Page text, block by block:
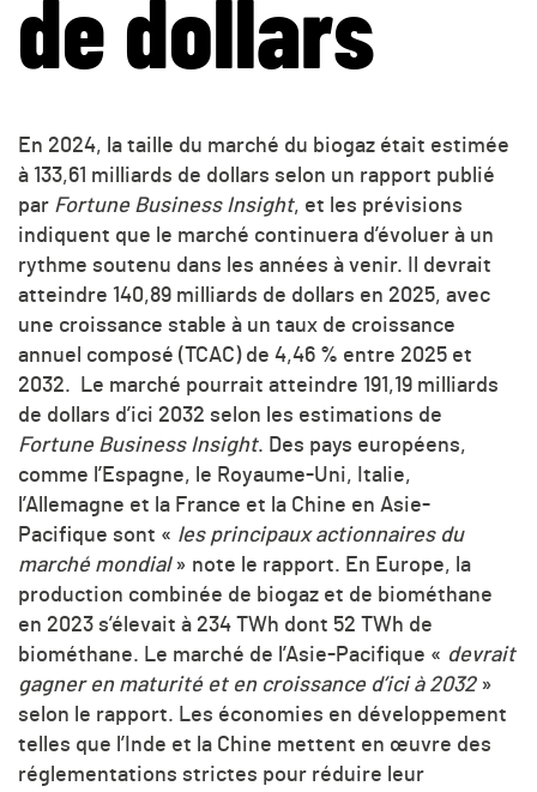
de dollars
En 2024, la taille du marché du biogaz était estimée
à 133,61 milliards de dollars selon un rapport publié
par Fortune Business Insight, et les prévisions
indiquent que le marché continuera d’évoluer à un
rythme soutenu dans les années à venir. Il devrait
atteindre 140,89 milliards de dollars en 2025, avec
une croissance stable à un taux de croissance
annuel composé (TCAC) de 4,46 % entre 2025 et
2032. Le marché pourrait atteindre 191,19 milliards
de dollars d’ici 2032 selon les estimations de
Fortune Business Insight. Des pays européens,
comme l’Espagne, le Royaume-Uni, Italie,
l’Allemagne et la France et la Chine en Asie-
Pacifique sont « les principaux actionnaires du
marché mondial» note le rapport. En Europe, la
production combinée de biogaz et de biométhane
en 2023 s’élevait à 234 TWh dont 52 TWh de
biométhane. Le marché de l’Asie-Pacifique « devrait
gagner en maturité et en croissance d’ici à 2032»
selon le rapport. Les économies en développement
telles que l’Inde et la Chine mettent en œuvre des
réglementations strictes pour réduire leur